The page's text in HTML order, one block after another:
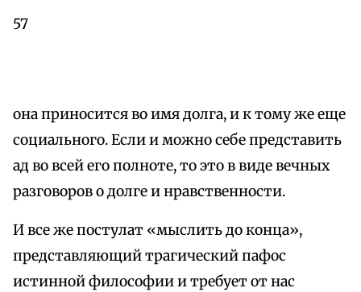
57
она приносится во имя долга, и к тому же еще
социального. Если и можно себе представить
ад во всей его полноте, то это в виде вечных
разговоров о долге и нравственности.
И все же постулат «мыслить до конца»,
представляющий трагический пафос
истинной философии и требует от нас